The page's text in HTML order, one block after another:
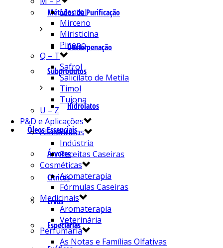
Métodos de Purificação
Desterpenação
Subprodutos
Hidrolatos
Óleos Essenciais
Árvores
Cítricos
Ervas
Especiarias
Mentol
Mirceno
Miristicina
Pineno
Q – T
Safrol
Salicilato de Metila
Timol
Tujona
U – Z
P&D e Aplicações
Alimentícias
Indústria
Receitas Caseiras
Cosméticas
Aromaterapia
Fórmulas Caseiras
Medicinais
Aromaterapia
Veterinária
Perfumaria
As Notas e Famílias Olfativas